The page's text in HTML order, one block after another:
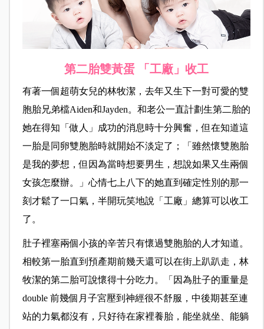
第二胎雙黃蛋 「工廠」收工
有著一個超萌女兒的林牧潔，去年又生下一對可愛的雙
胞胎兄弟檔Aiden和Jayden。和老公一直計劃生第二胎的
她在得知「做人」成功的消息時十分興奮，但在知道這
一胎是同卵雙胞胎時就開始不淡定了；「雖然懷雙胞胎
是我的夢想，但因為當時想要男生，想說如果又生兩個
女孩怎麼辦。」心情七上八下的她直到確定性別的那一
刻才鬆了一口氣，半開玩笑地說「工廠」總算可以收工
了。
肚子裡塞兩個小孩的辛苦只有懷過雙胞胎的人才知道。
相較第一胎直到預產期前幾天還可以在街上趴趴走，林
牧潔的第二胎可說懷得十分吃力。「因為肚子的重量是
double 前幾個月子宮壓到神經很不舒服，中後期甚至連
站的力氣都沒有，只好待在家裡養胎，能坐就坐、能躺